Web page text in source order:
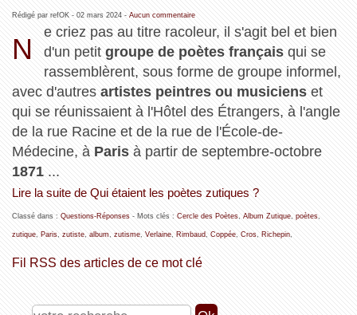
Rédigé par refOK - 02 mars 2024- Aucun commentaire
N
e criez pas au titre racoleur, il s'agit bel et bien
d'un petitgroupe de poètes français qui se
rassemblèrent, sous forme de groupe informel,
avec d'autres artistes peintres ou musicienset
qui se réunissaient à l'Hôtel des Étrangers, à l'angle
de la rue Racine et de la rue de l'École-de-
Médecine, à Parisà partir de septembre-octobre
1871...
Lire la suite de Qui étaient les poètes zutiques ?
Classé dans : Questions-Réponses- Mots clés : Cercle des Poètes, Album Zutique, poètes,
zutique, Paris, zutiste, album zutisme, Verlaine, Rimbaud Coppée, Cros, Richepin,
Fil RSS des articles de ce mot clé